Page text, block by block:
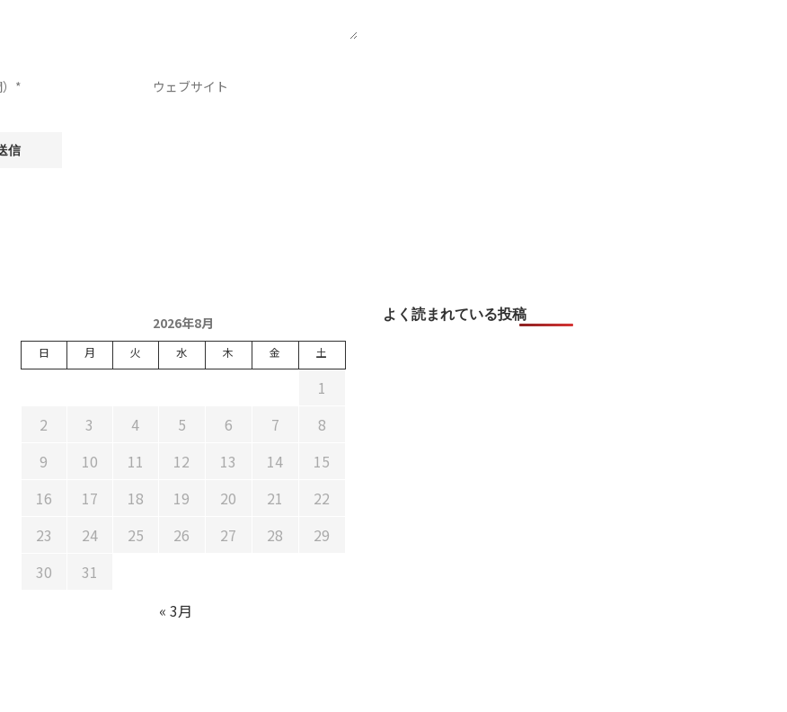
2026年8月
日 月 火 水 木 金 土
1
2
3 4 5 6 7
8
9
10 11 12 13 14
15
16
17 18 19 20 21
22
23
24 25 26 27 28
29
30
31
« 3月
よく読まれている投稿